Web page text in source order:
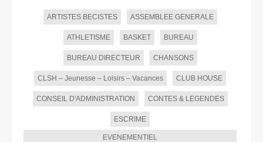
ARTISTES BECISTES ASSEMBLEE GENERALE
ATHLETISME BASKET BUREAU
BUREAU DIRECTEUR CHANSONS
CLSH – Jeunesse – Loisirs – Vacances CLUB HOUSE
CONSEIL D'ADMINISTRATION CONTES & LEGENDES
ESCRIME
EVENEMENTIEL